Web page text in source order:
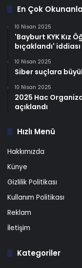
En Çok
10 Nisan 2025
'Bayburt KYK Kız
bıçaklandı'
10 Nisan 2025
Siber suçlara
10 Nisan 2025
2025 Hac
açıklandı
Hızlı Menü
Hakkımızda
Künye
Gizlilik Politikası
Kullanım Politikası
Reklam
İletişim
Kategoriler